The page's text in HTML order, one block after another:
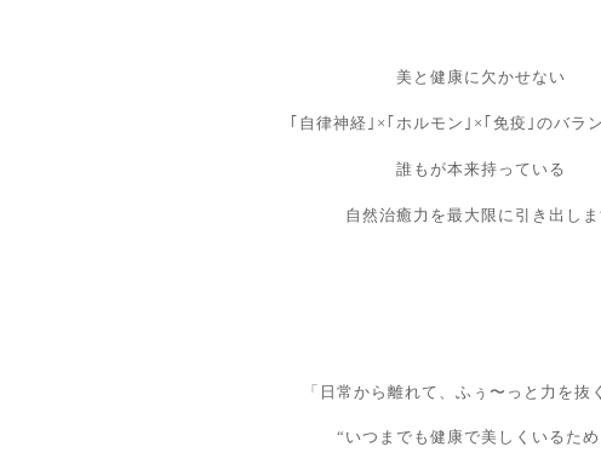
美と健康に欠かせない
｢自律神経｣×｢ホルモン｣×｢免疫｣のバラ
誰もが本来持っている
自然治癒力を最大限に引き出し
「日常から離れて、ふぅ〜っと力を抜
“いつまでも健康で美しくいるた